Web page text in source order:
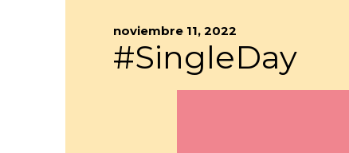
noviembre 11, 2022
#SingleDay